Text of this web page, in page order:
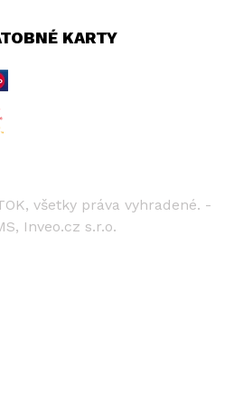
KARTY
všetky práva vyhradené. -
Inveo.cz s.r.o.